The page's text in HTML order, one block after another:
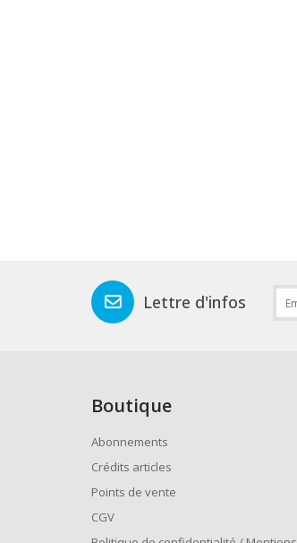
Lettre d'infos
Boutique
Abonnements
Crédits articles
Points de vente
CGV